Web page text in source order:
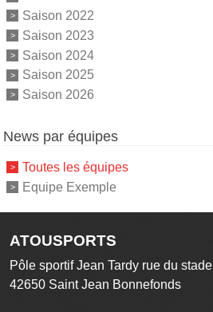
Saison 2022
Saison 2023
Saison 2024
Saison 2025
Saison 2026
News par équipes
Toutes les équipes
Equipe Exemple
ATOUSPORTS
Pôle sportif Jean Tardy rue du stade
42650 Saint Jean Bonnefonds